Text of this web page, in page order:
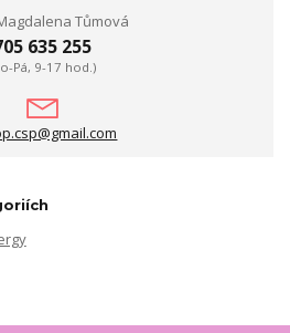
Tůmová
635 255
Pá, 9-17 hod.)